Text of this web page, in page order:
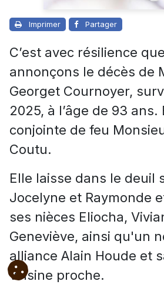
Imprimer Partager
C’est avec résilience
annonçons le décès de
Georget Cournoyer,
2025, à l’âge de 93 ans.
conjointe de feu
Coutu.
Elle laisse dans le deuil
Jocelyne et Raymonde
ses nièces Eliocha,
Geneviève, ainsi qu'un
alliance Alain Houde et
voisine proche.